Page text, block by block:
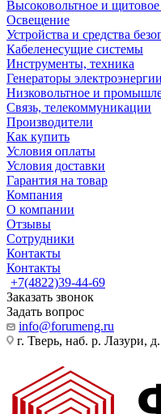
Высоковольтное и
Освещение
Устройства и средства
Кабеленесущие системы
Инструменты, техника
Генераторы
Низковольтное и
Связь, телекоммуникации
Производители
Как купить
Условия оплаты
Условия доставки
Гарантия на товар
Компания
О компании
Отзывы
Сотрудники
Контакты
Контакты
+7(4822)39-44-69
Заказать звонок
Задать вопрос
info@forumeng.ru
г. Тверь, наб. р. Лазури,